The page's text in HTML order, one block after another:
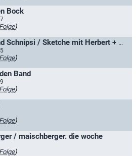
Bock
)
Herbert und Schnipsi / Sketche mit Herbert + Schnipsi
)
Band
)
)
/ maischberger. die woche
)